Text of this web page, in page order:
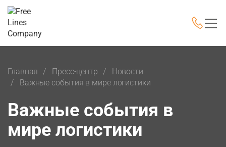
Главная Пресс-центр
Новости
Важные события в мире логистики
Важные события в
мире логистики